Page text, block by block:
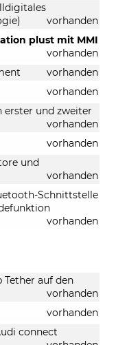
vorhanden
plust mit MMI
vorhanden
vorhanden
vorhanden
erster und zweiter
vorhanden
vorhanden
und
vorhanden
Schnittstelle
vorhanden
Tether auf den
vorhanden
vorhanden
connect